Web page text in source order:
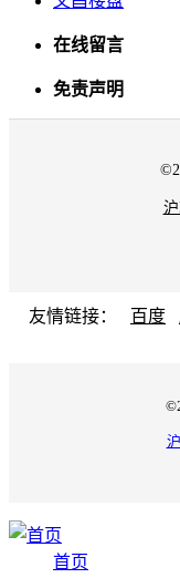
在线留言
免责声明
友情链接： 百度
首页